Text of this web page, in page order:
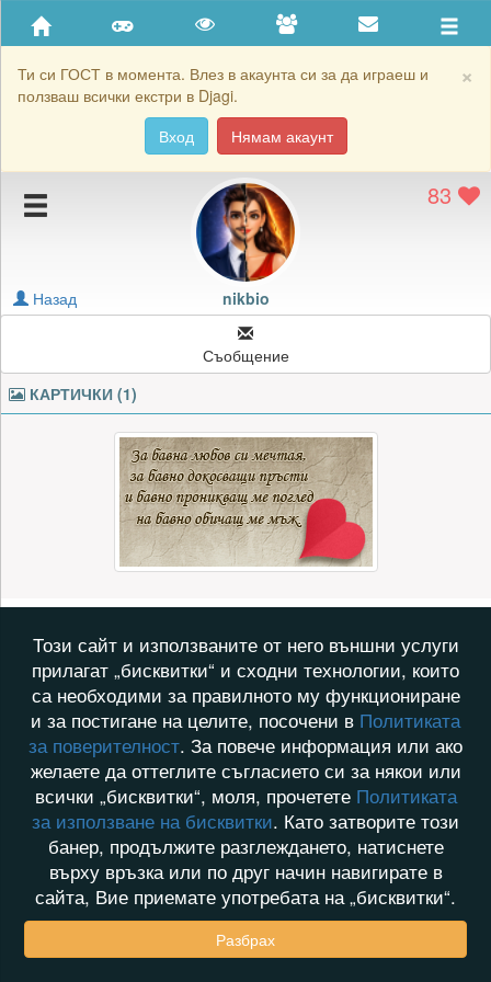
×
Ти си ГОСТ в момента. Влез в акаунта си за да играеш и
ползваш всички екстри в Djagi.
Вход
Нямам акаунт
Приятели
Хронология на игри
Подаръците на nikbio
Картичките на nikbio
Блокирай nikbio
83
nikbio
Назад
Съобщение
КАРТИЧКИ (1)
Този сайт и използваните от него външни услуги
прилагат „бисквитки“ и сходни технологии, които
са необходими за правилното му функциониране
и за постигане на целите, посочени в Политиката
за поверителност. За повече информация или ако
желаете да оттеглите съгласието си за някои или
всички „бисквитки“, моля, прочетете Политиката
за използване на бисквитки. Като затворите този
банер, продължите разглеждането, натиснете
върху връзка или по друг начин навигирате в
сайта, Вие приемате употребата на „бисквитки“.
Разбрах